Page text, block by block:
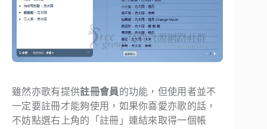
雖然亦歌有提供註冊會員的功能，但使用者並不
一定要註冊才能夠使用，如果你喜愛亦歌的話，
不妨點選右上角的「 註冊 」連結來取得一個帳